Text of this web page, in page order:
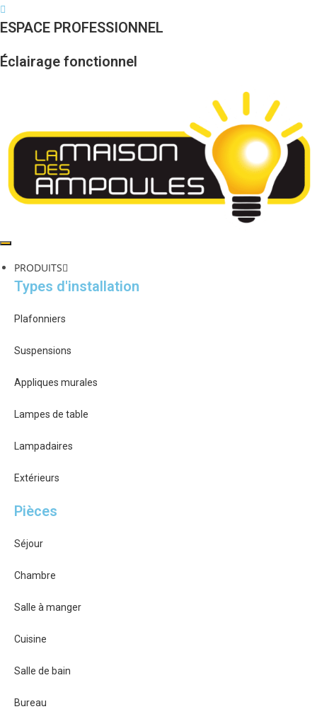
Skip
to
ESPACE PROFESSIONNEL
Éclairage fonctionnel
PRODUITS
Types d'installation
Plafonniers
Suspensions
Appliques murales
Lampes de table
Lampadaires
Extérieurs
Pièces
Séjour
Chambre
Salle à manger
Cuisine
Salle de bain
Bureau